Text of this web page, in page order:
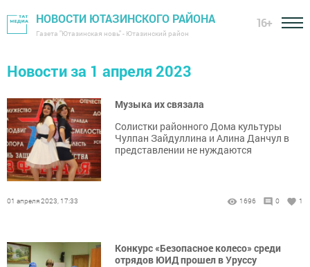
НОВОСТИ ЮТАЗИНСКОГО РАЙОНА
Газета "Ютазинская новь" - Ютазинский район
16+
Новости за 1 апреля 2023
Музыка их связала
Солистки районного Дома культуры
Чулпан Зайдуллина и Алина Данчул в
представлении не нуждаются
01 апреля 2023, 17:33 1696 0 1
Конкурс «Безопасное колесо» среди
отрядов ЮИД прошел в Уруссу